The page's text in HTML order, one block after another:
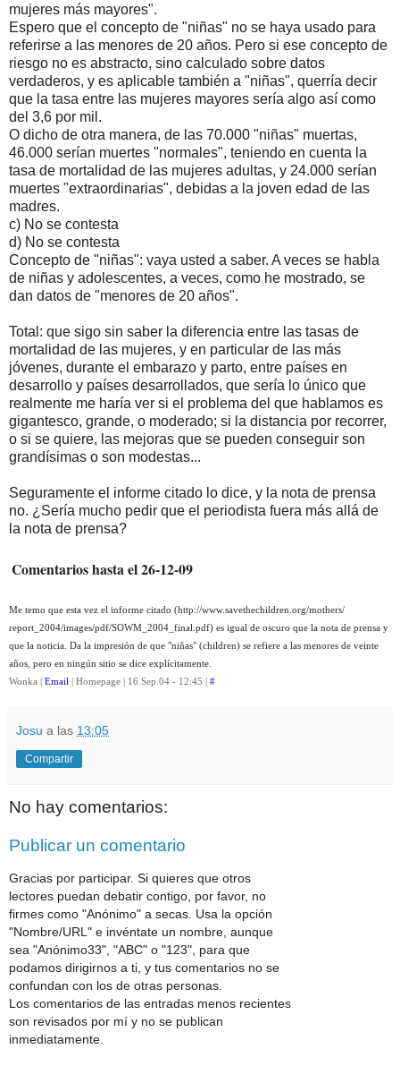
mujeres más mayores".
Espero que el concepto de "niñas" no se haya usado para
referirse a las menores de 20 años. Pero si ese concepto de
riesgo no es abstracto, sino calculado sobre datos
verdaderos, y es aplicable también a "niñas", querría decir
que la tasa entre las mujeres mayores sería algo así como
del 3,6 por mil.
O dicho de otra manera, de las 70.000 "niñas" muertas,
46.000 serían muertes "normales", teniendo en cuenta la
tasa de mortalidad de las mujeres adultas, y 24.000 serían
muertes "extraordinarias", debidas a la joven edad de las
madres.
c) No se contesta
d) No se contesta
Concepto de "niñas": vaya usted a saber. A veces se habla
de niñas y adolescentes, a veces, como he mostrado, se
dan datos de "menores de 20 años".
Total: que sigo sin saber la diferencia entre las tasas de
mortalidad de las mujeres, y en particular de las más
jóvenes, durante el embarazo y parto, entre países en
desarrollo y países desarrollados, que sería lo único que
realmente me haría ver si el problema del que hablamos es
gigantesco, grande, o moderado; si la distancia por recorrer,
o si se quiere, las mejoras que se pueden conseguir son
grandísimas o son modestas...
Seguramente el informe citado lo dice, y la nota de prensa
no. ¿Sería mucho pedir que el periodista fuera más allá de
la nota de prensa?
Comentarios hasta el 26-12-09
Me temo que esta vez el informe citado (http://www.savethechildren.org/mothers/
report_2004/images/pdf/SOWM_2004_final.pdf) es igual de oscuro que la nota de prensa y
que la noticia. Da la impresión de que "niñas" (children) se refiere a las menores de veinte
años, pero en ningún sitio se dice explícitamente.
Wonka | Email | Homepage | 16.Sep.04 - 12:45 | #
Josu a las 13:05
Compartir
No hay comentarios:
Publicar un comentario
Gracias por participar. Si quieres que otros
lectores puedan debatir contigo, por favor, no
firmes como "Anónimo" a secas. Usa la opción
"Nombre/URL" e invéntate un nombre, aunque
sea "Anónimo33", "ABC" o "123", para que
podamos dirigirnos a ti, y tus comentarios no se
confundan con los de otras personas.
Los comentarios de las entradas menos recientes
son revisados por mí y no se publican
inmediatamente.